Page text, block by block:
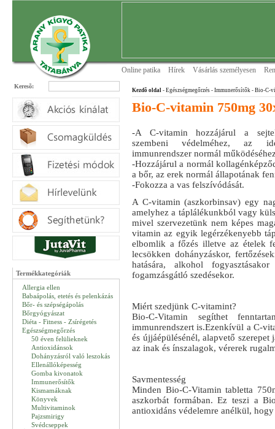
Online patika Hírek Vásárlás személyesen
Keresõ:
Termékkategóriák
Allergia ellen
Babaápolás, etetés és pelenkázás
Bőr- és szépségápolás
Bőrgyógyászat
Diéta - Fitness - Zsírégetés
Egészségmegőrzés
50 éven felülieknek
Antioxidánsok
Dohányzásról való leszokás
Ellenállóképesség
Gomba kivonatok
Immunerősítők
Kismamáknak
Könyvek
Multivitaminok
Pajzsmirigy
Svédcseppek
Kezdõ oldal - Egészségmegőrzés - Immunerősítők - Bio-C-
Bio-C-vitamin 750mg
-A C-vitamin hozzájárul a
szembeni védelméhez, az
immunrendszer normál
-Hozzájárul a normál
a bőr, az erek normál állapotának
-Fokozza a vas felszívódását.
A C-vitamin (aszkorbinsav) egy
amelyhez a táplálékunkból vagy
mivel szervezetünk nem képes
vitamin az egyik legérzékenyebb
elbomlik a főzés illetve az ételek
lecsökken dohányzáskor,
hatására, alkohol
fogamzásgátló szedésekor.
Miért szedjünk C-vitamint?
Bio-C-Vitamin segíthet
immunrendszert is.Ezenkívül a C-
és újjáépülésénél, alapvető
az inak és ínszalagok, vérerek
Savmentesség
Minden Bio-C-Vitamin tabletta
aszkorbát formában. Ez teszi a
antioxidáns védelemre anélkül,